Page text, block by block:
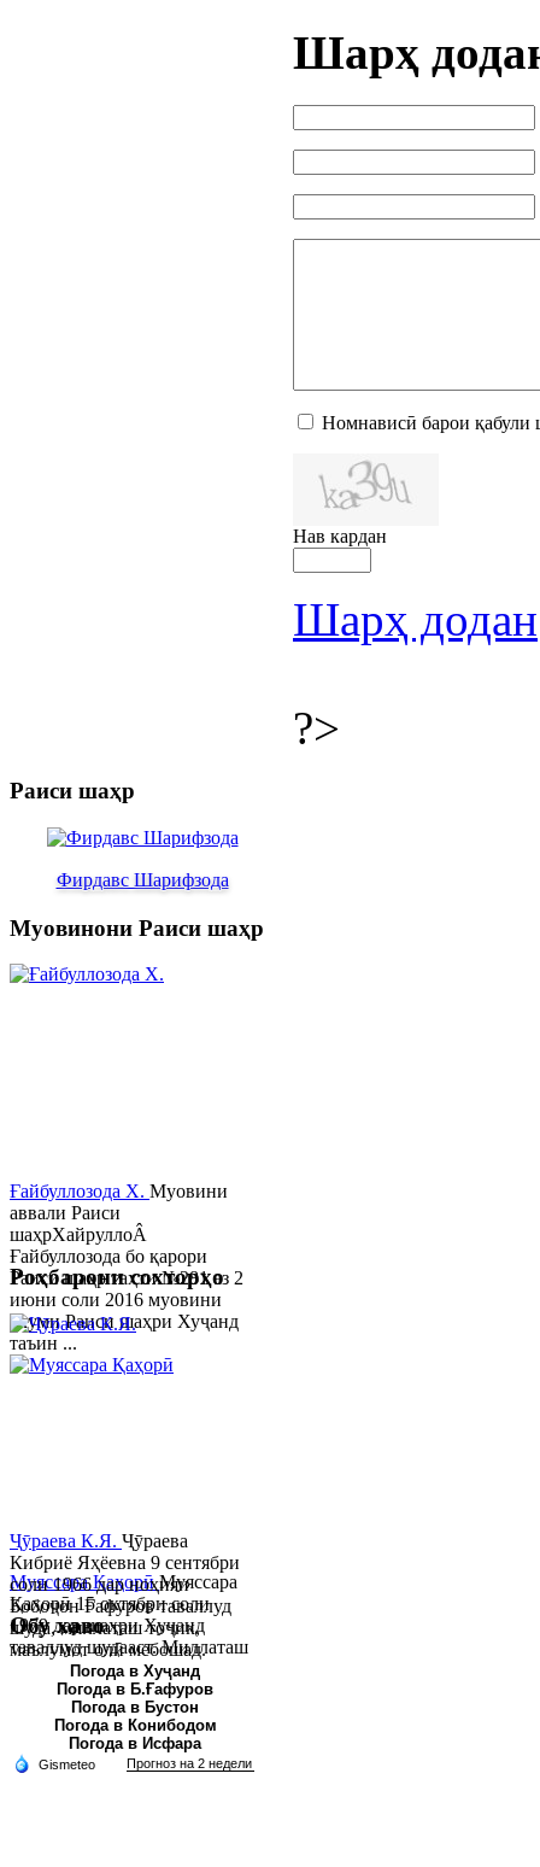
Шарҳ
Номнависӣ барои қабули
Нав кардан
Шарҳ додан
?>
Раиси шаҳр
Фирдавс Шарифзода
Муовинони Раиси шаҳр
Ғайбуллозода Х. Муовини
аввали Раиси
шаҳрХайруллоÂ
Ғайбуллозода бо қарори
Раиси шаҳр таҳти №281 аз 2
июни соли 2016 муовини
якуми Раиси шаҳри Хуҷанд
таъин ...
Муяссара ҚаҳорӣМуяссара
Қаҳорӣ 15 октябри соли
1979 дар шаҳри Хуҷанд
таваллуд шудааст. Миллаташ
тоҷик. Маълумот олӣ. Соли
2002 Донишгоҳи давлатии
Хуҷанд ба...
Роҳбарони сохторҳо
Ҷӯраева К.Я. Ҷӯраева
Кибриё Яҳёевна 9 сентябри
соли 1966 дар ноҳияи
Бобоҷон Ғафуров таваллуд
шуда, миллаташ тоҷик,
маълумот олӣ мебошад.
Соли 1997 Донишг...
Обу хаво
Погода в Хуҷанд
Погода в Б.Ғафуров
Погода в Бустон
Погода в Конибодом
Погода в Исфара